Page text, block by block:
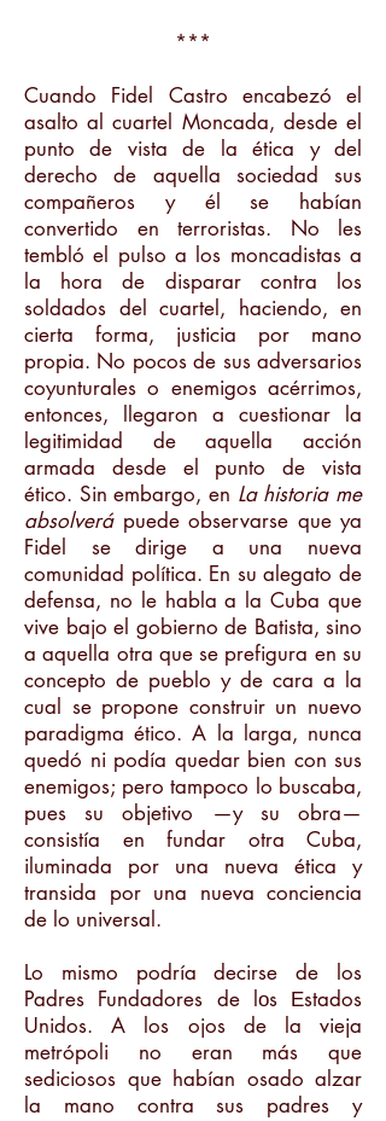
***
Cuando Fidel Castro encabezó el
asalto al cuartel Moncada, desde el
punto de vista de la ética y del
derecho de aquella sociedad sus
compañeros y él se habían
convertido en terroristas. No les
tembló el pulso a los moncadistas a
la hora de disparar contra los
soldados del cuartel, haciendo, en
cierta forma, justicia por mano
propia. No pocos de sus adversarios
coyunturales o enemigos acérrimos,
entonces, llegaron a cuestionar la
legitimidad de aquella acción
armada desde el punto de vista
ético. Sin embargo, en La historia me
absolverápuede observarse que ya
Fidel se dirige a una nueva
comunidad política. En su alegato de
defensa, no le habla a la Cuba que
vive bajo el gobierno de Batista, sino
a aquella otra que se prefigura en su
concepto de pueblo y de cara a la
cual se propone construir un nuevo
paradigma ético. A la larga, nunca
quedó ni podía quedar bien con sus
enemigos; pero tampoco lo buscaba,
pues su objetivo —y su obra—
consistía en fundar otra Cuba,
iluminada por una nueva ética y
transida por una nueva conciencia
de lo universal.
Lo mismo podría decirse de los
Padres Fundadores de lоs Еstados
Unidos. A los ojos de la vieja
metrópoli no eran más que
sediciosos que habían osado alzar
la mano contra sus padres y